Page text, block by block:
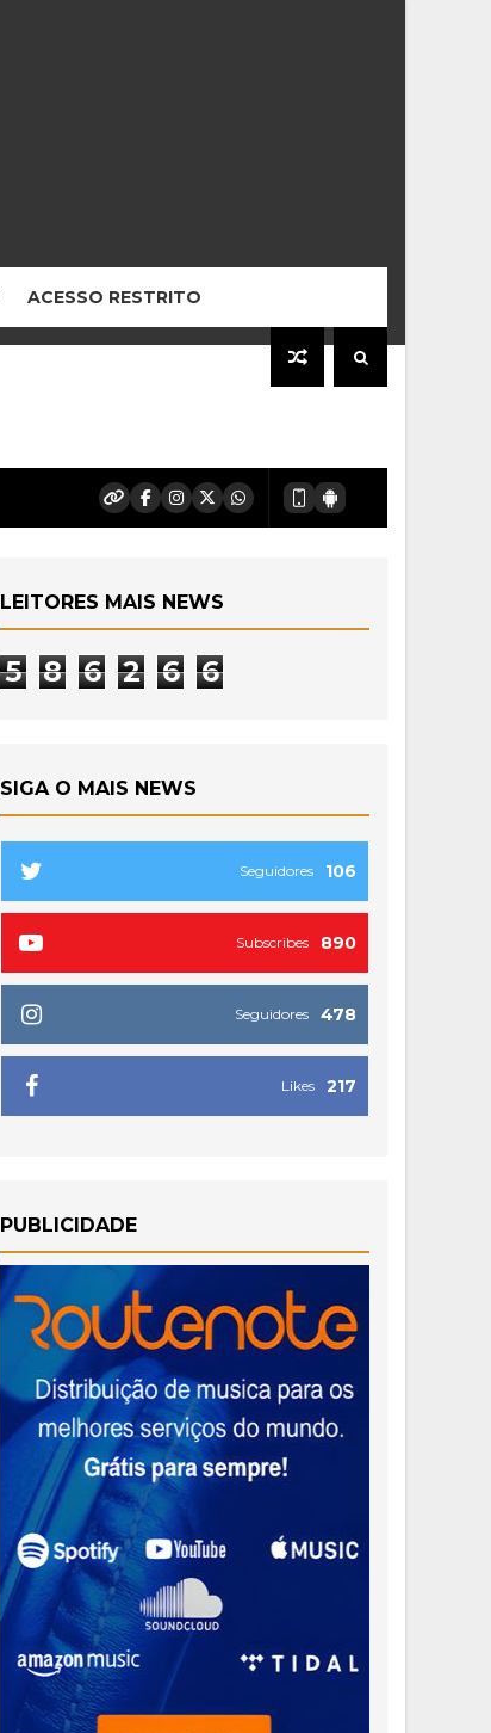
ACESSO RESTRITO
LEITORES MAIS NEWS
5 8 6 2 6 6
SIGA O MAIS NEWS
106
Seguidores
890
Subscribes
478
Seguidores
217
Likes
PUBLICIDADE